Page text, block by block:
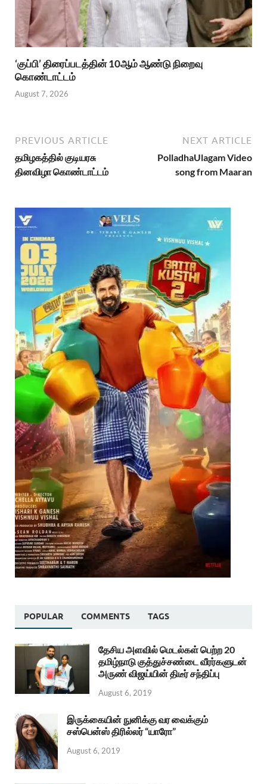
‘குப்பி’ திரைப்படத்தின் 10ஆம் ஆண்டு நிறைவு
கொண்டாட்டம்
August 7, 2026
PREVIOUS ARTICLE
தமிழகத்தில் குடியரசு
தினவிழா கொண்டாட்டம்
NEXT ARTICLE
PolladhaUlagam Video
song from Maaran
POPULAR COMMENTS TAGS
தேசிய அளவில் மெடல்கள் பெற்ற 20
தமிழ்நாடு குத்துச்சண்டை வீரர்களுடன்
அருண் விஜய்யின் திடீர் சந்திப்பு
August 6, 2019
இருக்கையின் நுனிக்கு வர வைக்கும்
சஸ்பென்ஸ் திரில்லர் “யாரோ”
August 6, 2019